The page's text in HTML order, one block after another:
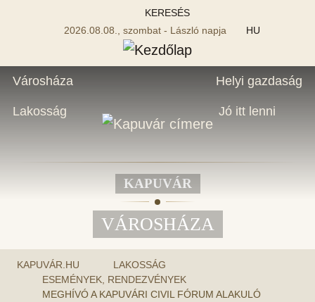
KERESÉS
2026.08.08., szombat - László napja
HU
Városháza
Lakosság
Helyi gazdaság
Jó itt lenni
KAPUVÁR
VÁROSHÁZA
KAPUVÁR.HU
LAKOSSÁG
ESEMÉNYEK, RENDEZVÉNYEK
MEGHÍVÓ A KAPUVÁRI CIVIL FÓRUM ALAKULÓ